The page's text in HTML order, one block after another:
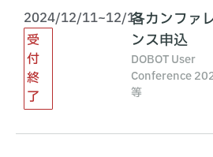
2024/12/11~12/13
受
付
終
了
各カンファ
ンス申込
DOBOT User
Conference
等